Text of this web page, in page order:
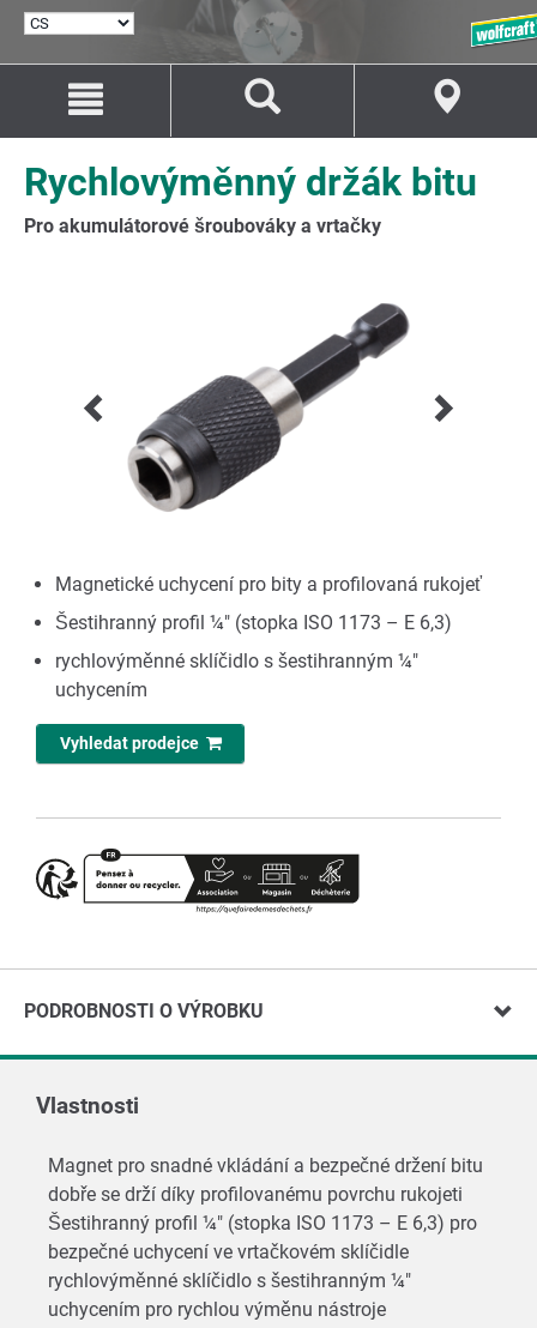
Obsah
Navigaci
Rychlovýměnný držák bitu
Pro akumulátorové šroubováky a vrtačky
Magnetické uchycení pro bity a profilovaná rukojeť
Šestihranný profil ¼" (stopka ISO 1173 – E 6,3)
rychlovýměnné sklíčidlo s šestihranným ¼"
uchycením
Vyhledat prodejce
PODROBNOSTI O VÝROBKU
Vlastnosti
Magnet pro snadné vkládání a bezpečné držení bitu
dobře se drží díky profilovanému povrchu rukojeti
Šestihranný profil ¼" (stopka ISO 1173 – E 6,3) pro
bezpečné uchycení ve vrtačkovém sklíčidle
rychlovýměnné sklíčidlo s šestihranným ¼"
uchycením pro rychlou výměnu nástroje